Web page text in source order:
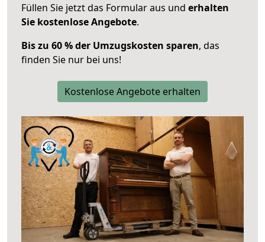
Füllen Sie jetzt das Formular aus und erhalten
Sie kostenlose Angebote.
Bis zu 60 % der Umzugskosten sparen, das
finden Sie nur bei uns!
Kostenlose Angebote erhalten